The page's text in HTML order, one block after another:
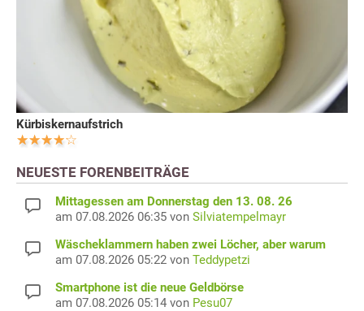
Kürbiskernaufstrich
NEUESTE FORENBEITRÄGE
Mittagessen am Donnerstag den 13. 08. 26
am 07.08.2026 06:35 von Silviatempelmayr
Wäscheklammern haben zwei Löcher, aber warum
am 07.08.2026 05:22 von Teddypetzi
Smartphone ist die neue Geldbörse
am 07.08.2026 05:14 von Pesu07